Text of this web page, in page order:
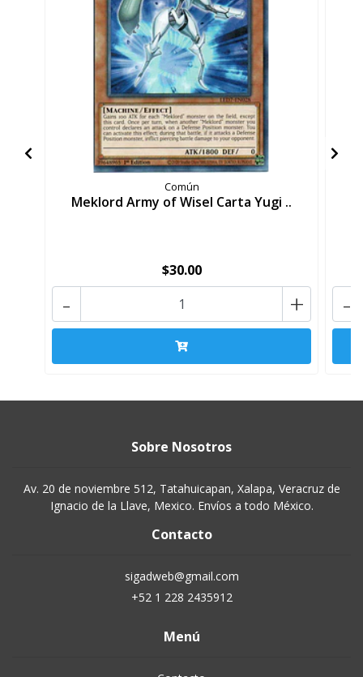
Común
Meklord Army of Wisel Carta Yugi ..
$30.00
+
- -
Sobre Nosotros
Av. 20 de noviembre 512, Tatahuicapan, Xalapa, Veracruz de
Ignacio de la Llave, Mexico. Envíos a todo México.
Contacto
sigadweb@gmail.com
+52 1 228 2435912
Menú